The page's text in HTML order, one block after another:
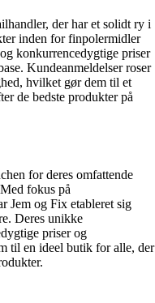
der har et solidt ry i
inden for finpolermidler
konkurrencedygtige priser
Kundeanmeldelser roser
hvilket gør dem til et
de bedste produkter på
for deres omfattende
fokus på
Jem og Fix etableret sig
Deres unikke
priser og
til en ideel butik for alle, der